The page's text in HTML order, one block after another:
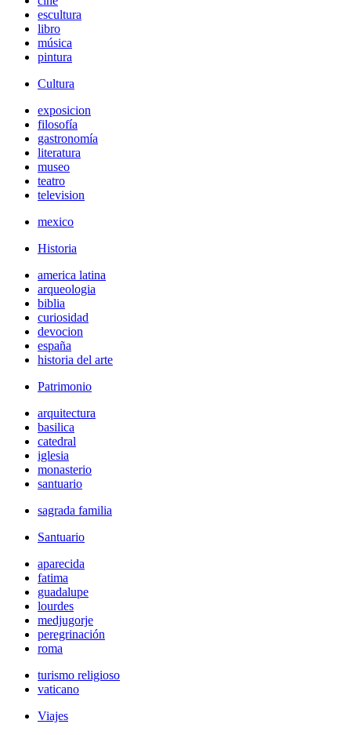
escultura
libro
música
pintura
Cultura
exposicion
filosofía
gastronomía
literatura
museo
teatro
television
mexico
Historia
america latina
arqueologia
biblia
curiosidad
devocion
españa
historia del arte
Patrimonio
arquitectura
basilica
catedral
iglesia
monasterio
santuario
sagrada familia
Santuario
aparecida
fatima
guadalupe
lourdes
medjugorje
peregrinación
roma
turismo religioso
vaticano
Viajes